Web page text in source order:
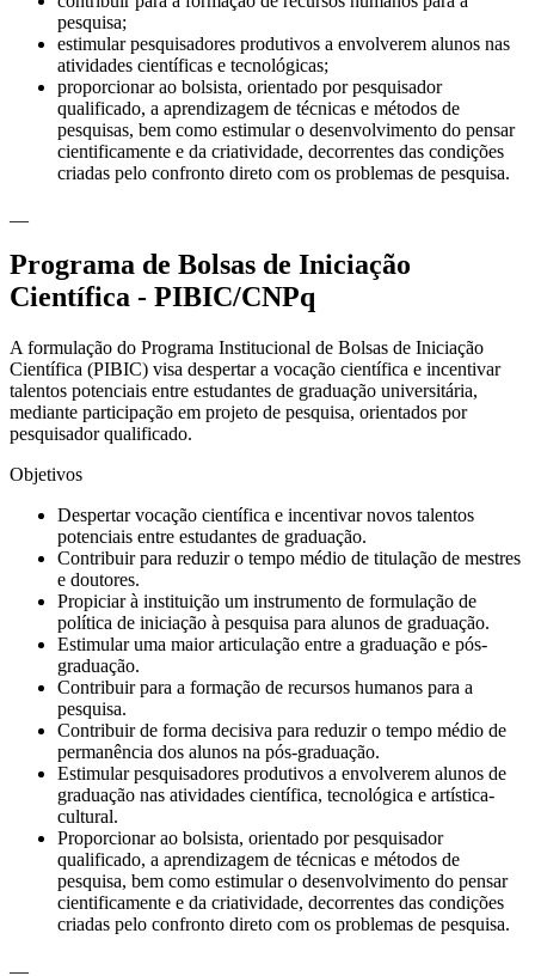
pesquisa;
estimular pesquisadores produtivos a envolverem alunos nas
atividades científicas e tecnológicas;
proporcionar ao bolsista, orientado por pesquisador
qualificado, a aprendizagem de técnicas e métodos de
pesquisas, bem como estimular o desenvolvimento do pensar
cientificamente e da criatividade, decorrentes das condições
criadas pelo confronto direto com os problemas de pesquisa.
Programa de Bolsas de Iniciação
Científica - PIBIC/CNPq
A formulação do Programa Institucional de Bolsas de Iniciação
Científica (PIBIC) visa despertar a vocação científica e incentivar
talentos potenciais entre estudantes de graduação universitária,
mediante participação em projeto de pesquisa, orientados por
pesquisador qualificado.
Objetivos
Despertar vocação científica e incentivar novos talentos
potenciais entre estudantes de graduação.
Contribuir para reduzir o tempo médio de titulação de mestres
e doutores.
Propiciar à instituição um instrumento de formulação de
política de iniciação à pesquisa para alunos de graduação.
Estimular uma maior articulação entre a graduação e pós-
graduação.
Contribuir para a formação de recursos humanos para a
pesquisa.
Contribuir de forma decisiva para reduzir o tempo médio de
permanência dos alunos na pós-graduação.
Estimular pesquisadores produtivos a envolverem alunos de
graduação nas atividades científica, tecnológica e artística-
cultural.
Proporcionar ao bolsista, orientado por pesquisador
qualificado, a aprendizagem de técnicas e métodos de
pesquisa, bem como estimular o desenvolvimento do pensar
cientificamente e da criatividade, decorrentes das condições
criadas pelo confronto direto com os problemas de pesquisa.